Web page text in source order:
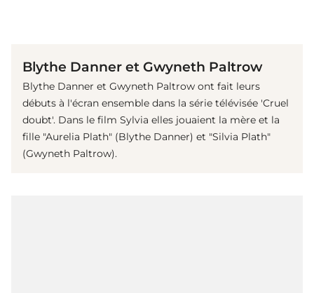
Blythe Danner et Gwyneth Paltrow
Blythe Danner et Gwyneth Paltrow ont fait leurs
débuts à l'écran ensemble dans la série télévisée 'Cruel
doubt'. Dans le film Sylvia elles jouaient la mère et la
fille "Aurelia Plath" (Blythe Danner) et "Silvia Plath"
(Gwyneth Paltrow).